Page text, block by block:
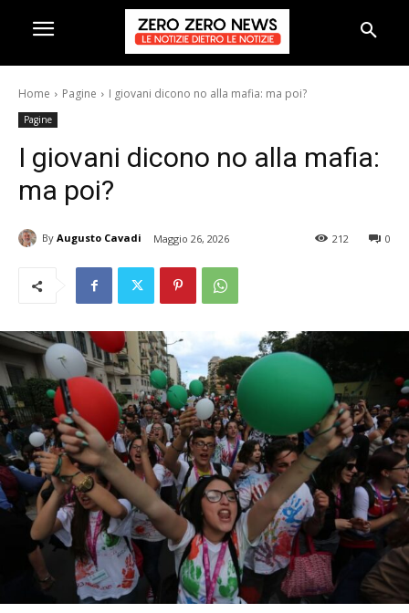
Home Pagine I giovani dicono no alla mafia: ma poi?
Pagine
I giovani dicono no alla mafia:
ma poi?
By Augusto Cavadi Maggio 26, 2026 0
212